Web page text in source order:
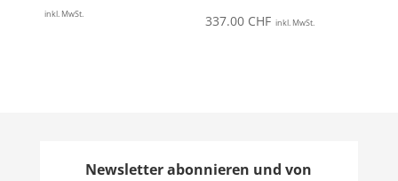
inkl. MwSt. 337.00 CHF inkl. MwSt.
Newsletter abonnieren und von